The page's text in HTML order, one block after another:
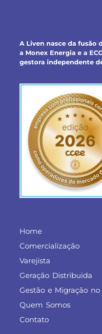
A Liven nasce da fusão
a Monex Energia e a
gestora independente
Home
Comercialização
Varejista
Geração Distribuida
Gestão e Migração no
Quem Somos
Contato